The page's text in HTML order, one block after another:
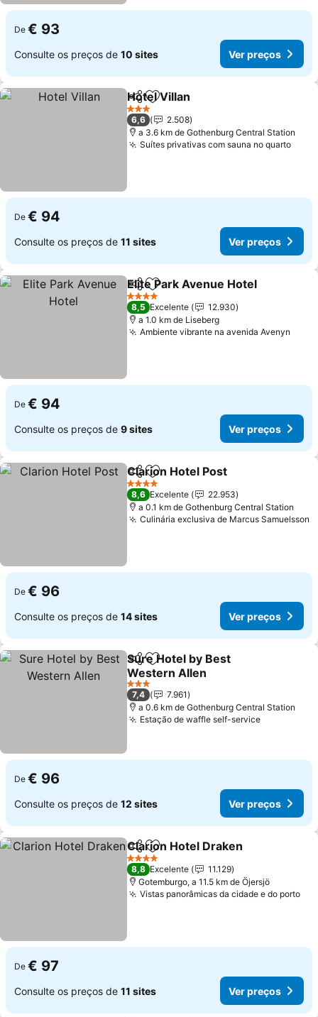
De € 93
Consulte os preços de 10 sites Ver preços
PartilharAdicionar aos favoritos
Hotel Villan
3 Estrelas
6,6
2.508
a 3.6 km de Gothenburg Central Station
Suítes privativas com sauna no quarto
De € 94
Consulte os preços de 11 sites Ver preços
PartilharAdicionar aos favoritos
Elite Park Avenue Hotel
4 Estrelas
8,5 Excelente
12.930
a 1.0 km de Liseberg
Ambiente vibrante na avenida Avenyn
De € 94
Consulte os preços de 9 sites Ver preços
PartilharAdicionar aos favoritos
Clarion Hotel Post
4 Estrelas
8,6 Excelente
22.953
a 0.1 km de Gothenburg Central Station
Culinária exclusiva de Marcus Samuelsson
De € 96
Consulte os preços de 14 sites Ver preços
PartilharAdicionar aos favoritos
Sure Hotel by Best
Western Allen
3 Estrelas
7,4
7.961
a 0.6 km de Gothenburg Central Station
Estação de waffle self-service
De € 96
Consulte os preços de 12 sites Ver preços
PartilharAdicionar aos favoritos
Clarion Hotel Draken
4 Estrelas
8,8 Excelente
11.129
Gotemburgo, a 11.5 km de Öjersjö
Vistas panorâmicas da cidade e do porto
De € 97
Consulte os preços de 11 sites Ver preços